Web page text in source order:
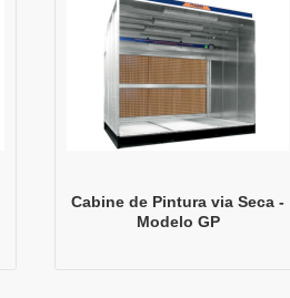
Cabine de Pintura via Seca -
Modelo GP